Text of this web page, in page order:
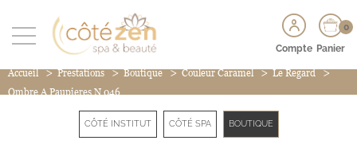
Compte
0
Panier
Accueil > Prestations > Boutique > Couleur Caramel > Le Regard >
Ombre A Paupieres N 046
CÔTÉ INSTITUT CÔTÉ SPA BOUTIQUE